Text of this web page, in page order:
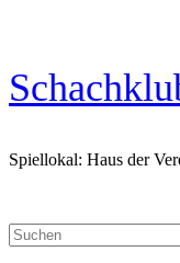
Spiellokal: Haus der
Suchen
nach: